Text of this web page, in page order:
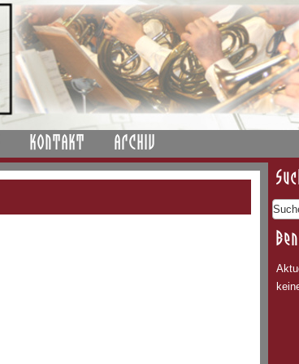
KONTAKT ARCHIV